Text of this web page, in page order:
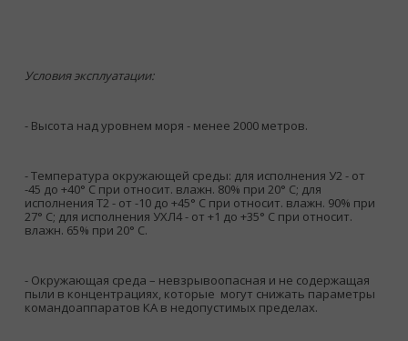
Условия эксплуатации:
- Высота над уровнем моря - менее 2000 метров.
- Температура окружающей среды: для исполнения У2 - от
-45 до +40° С при относит. влажн. 80% при 20° С; для
исполнения Т2 - от -10 до +45° С при относит. влажн. 90% при
27° С; для исполнения УХЛ4 - от +1 до +35° С при относит.
влажн. 65% при 20° С.
- Окружающая среда – невзрывоопасная и не содержащая
пыли в концентрациях, которые могут снижать параметры
командоаппаратов КА в недопустимых пределах.